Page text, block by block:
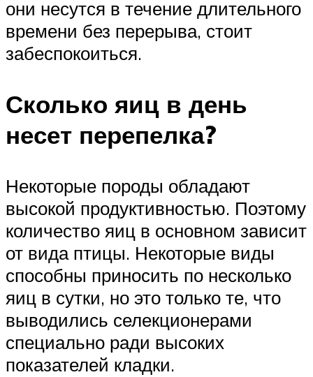
они несутся в течение длительного
времени без перерыва, стоит
забеспокоиться.
Сколько яиц в день
несет перепелка?
Некоторые породы обладают
высокой продуктивностью. Поэтому
количество яиц в основном зависит
от вида птицы. Некоторые виды
способны приносить по несколько
яиц в сутки, но это только те, что
выводились селекционерами
специально ради высоких
показателей кладки.